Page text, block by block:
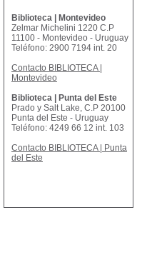
Biblioteca | Montevideo
Zelmar Michelini 1220 C.P
11100 - Montevideo - Uruguay
Teléfono: 2900 7194 int. 20
Contacto BIBLIOTECA |
Montevideo
Biblioteca | Punta del Este
Prado y Salt Lake, C.P 20100
Punta del Este - Uruguay
Teléfono: 4249 66 12 int. 103
Contacto BIBLIOTECA | Punta
del Este